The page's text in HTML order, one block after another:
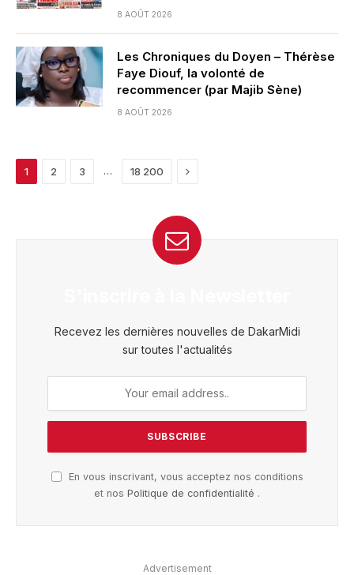
8 AOÛT 2026
Les Chroniques du Doyen – Thérèse
Faye Diouf, la volonté de
recommencer (par Majib Sène)
8 AOÛT 2026
1 2 3 … 18 200 Next
Recevez les dernières nouvelles de DakarMidi
sur toutes l'actualités
En vous inscrivant, vous acceptez nos conditions
et nos Politique de confidentialité .
Advertisement